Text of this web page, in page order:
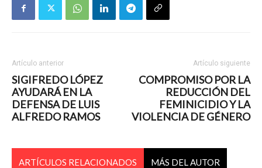
Artículo anterior
SIGIFREDO LÓPEZ
AYUDARÁ EN LA
DEFENSA DE LUIS
ALFREDO RAMOS
Artículo siguiente
COMPROMISO POR LA
REDUCCIÓN DEL
FEMINICIDIO Y LA
VIOLENCIA DE GÉNERO
ARTÍCULOS RELACIONADOS MÁS DEL AUTOR